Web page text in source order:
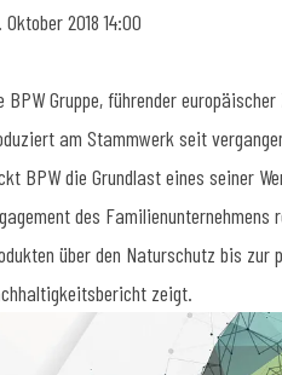
Oktober 2018 14:00
BPW Gruppe, führender
am Stammwerk seit
BPW die Grundlast eines seiner
des Familienunternehmens
über den Naturschutz bis zur
zeigt.